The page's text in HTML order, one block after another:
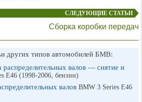
СЛЕДУЮЩИЕ СТАТЬИ
Сборка коробки передач
других типов автомобилей БМВ:
валов — снятие и
E46 (1998-2006, бензин)
валов BMW 3 Series E46